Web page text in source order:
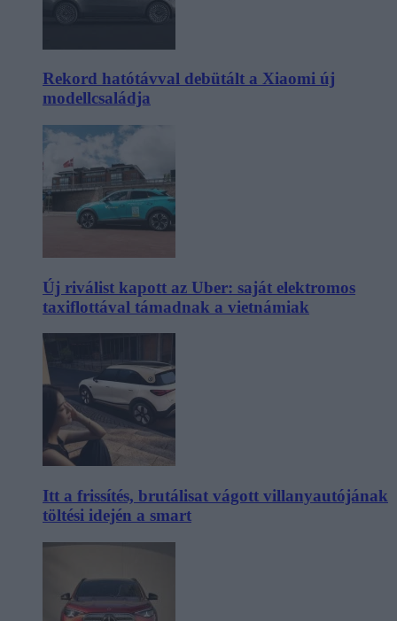
Rekord hatótávval debütált a Xiaomi új
modellcsaládja
Új riválist kapott az Uber: saját elektromos
taxiflottával támadnak a vietnámiak
Itt a frissítés, brutálisat vágott villanyautójának
töltési idején a smart